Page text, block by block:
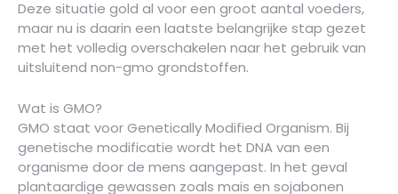
Deze situatie gold al voor een groot aantal voeders,
maar nu is daarin een laatste belangrijke stap gezet
met het volledig overschakelen naar het gebruik van
uitsluitend non-gmo grondstoffen.
Wat is GMO?
GMO staat voor Genetically Modified Organism. Bij
genetische modificatie wordt het DNA van een
organisme door de mens aangepast. In het geval
plantaardige gewassen zoals mais en sojabonen